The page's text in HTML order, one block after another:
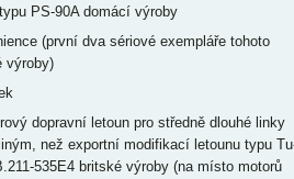
PS-90A domácí výroby
(první dva sériové exempláře tohoto
výroby)
dopravní letoun pro středně dlouhé linky
než exportní modifikací letounu typu
535E4 britské výroby (na místo motorů